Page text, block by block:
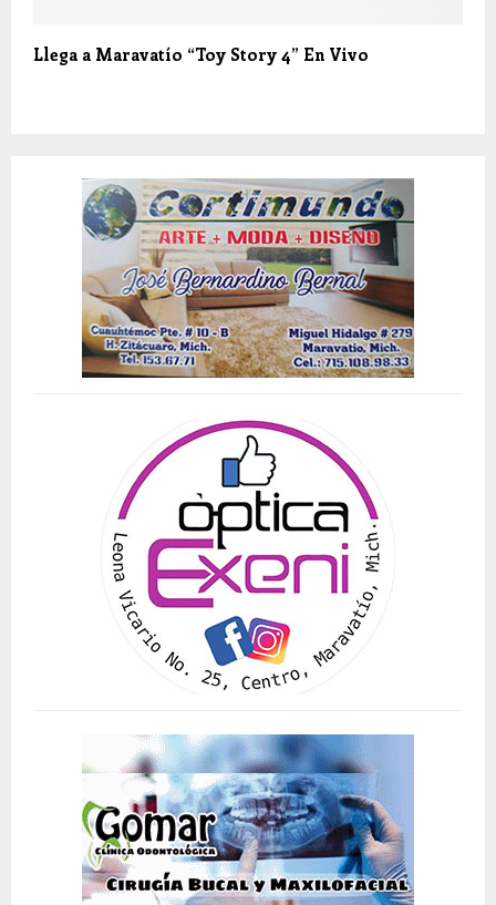
Llega a Maravatío “Toy Story 4” En Vivo